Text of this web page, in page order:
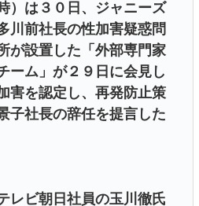
）は３０日、ジャニーズ
川前社長の性加害疑惑問
が設置した「外部専門家
ーム」が２９日に会見し
害を認定し、再発防止策
子社長の辞任を提言した
レビ朝日社員の玉川徹氏